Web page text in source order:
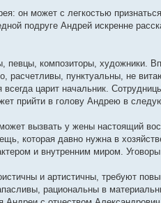
он может с легкостью
подруге Андрей искренне
композиторы, художники.
расчетливы, пунктуальны, не
царит начальник.
прийти в голову Андрею в
вызвать у жены настоящий
которая давно нужна в
и внутренним миром.
и артистичны, требуют
рациональны в